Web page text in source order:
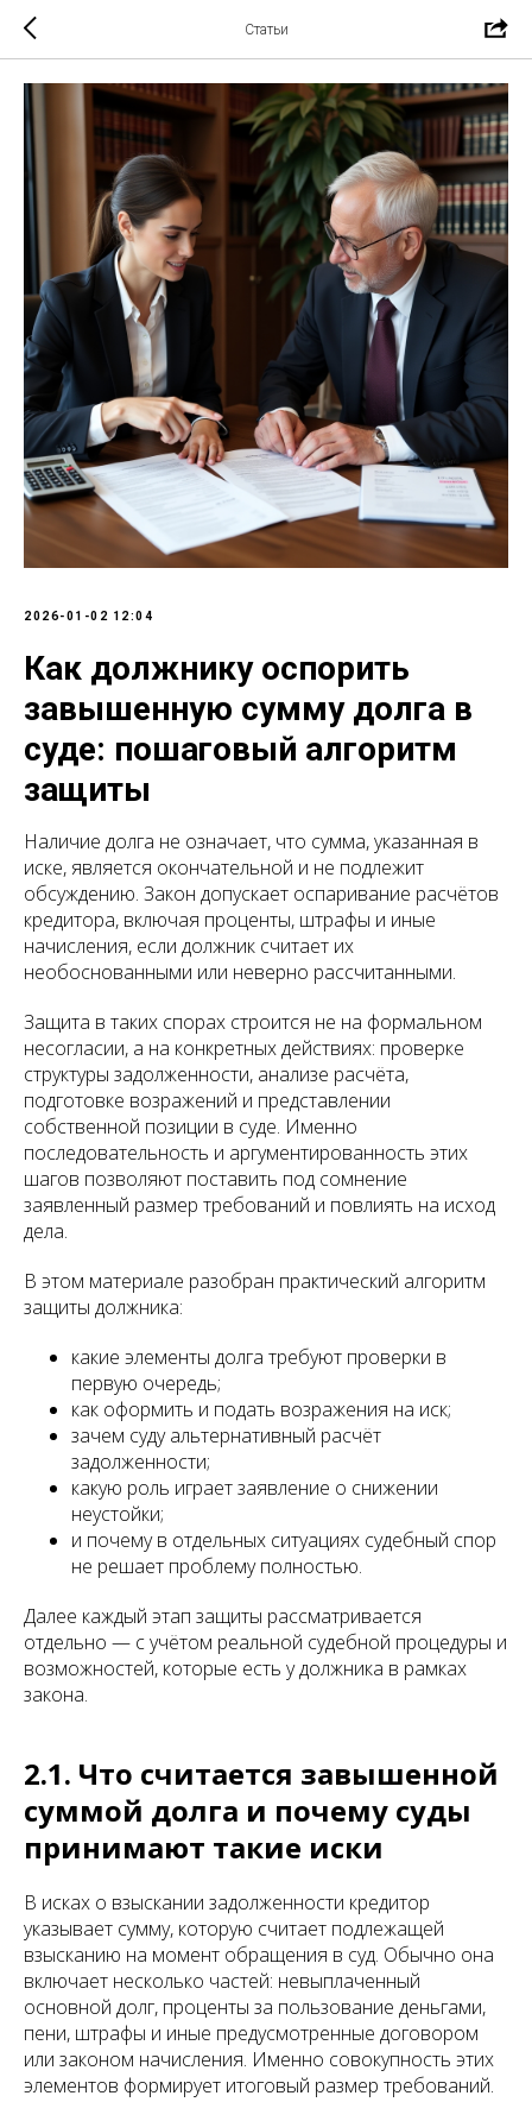
Статьи
2026-01-02 12:04
Как должнику оспорить
завышенную сумму долга в
суде: пошаговый алгоритм
защиты
Наличие долга не означает, что сумма, указанная в
иске, является окончательной и не подлежит
обсуждению. Закон допускает оспаривание расчётов
кредитора, включая проценты, штрафы и иные
начисления, если должник считает их
необоснованными или неверно рассчитанными.
Защита в таких спорах строится не на формальном
несогласии, а на конкретных действиях: проверке
структуры задолженности, анализе расчёта,
подготовке возражений и представлении
собственной позиции в суде. Именно
последовательность и аргументированность этих
шагов позволяют поставить под сомнение
заявленный размер требований и повлиять на исход
дела.
В этом материале разобран практический алгоритм
защиты должника:
какие элементы долга требуют проверки в
первую очередь;
как оформить и подать возражения на иск;
зачем суду альтернативный расчёт
задолженности;
какую роль играет заявление о снижении
неустойки;
и почему в отдельных ситуациях судебный спор
не решает проблему полностью.
Далее каждый этап защиты рассматривается
отдельно — с учётом реальной судебной процедуры и
возможностей, которые есть у должника в рамках
закона.
2.1. Что считается завышенной
суммой долга и почему суды
принимают такие иски
В исках о взыскании задолженности кредитор
указывает сумму, которую считает подлежащей
взысканию на момент обращения в суд. Обычно она
включает несколько частей: невыплаченный
основной долг, проценты за пользование деньгами,
пени, штрафы и иные предусмотренные договором
или законом начисления. Именно совокупность этих
элементов формирует итоговый размер требований.